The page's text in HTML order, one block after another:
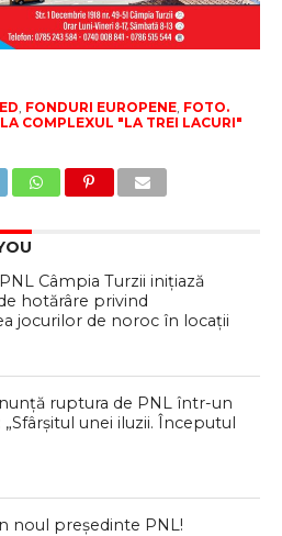
FONDURI EUROPENE, FOTO.
COMPLEXUL "LA TREI LACURI"
Câmpia Turzii inițiază
hotărâre privind
jocurilor de noroc în locații
ruptura de PNL într-un
„Sfârșitul unei iluzii. Începutul
noul președinte PNL!